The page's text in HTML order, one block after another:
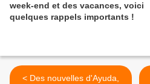
week-end et des vacances, voici
quelques rappels importants !
< Des nouvelles d'Ayuda,